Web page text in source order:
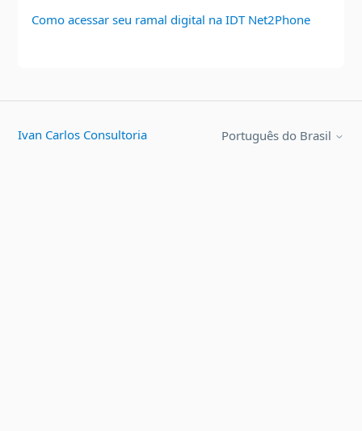
Como acessar seu ramal digital na IDT Net2Phone
Ivan Carlos Consultoria Português do Brasil